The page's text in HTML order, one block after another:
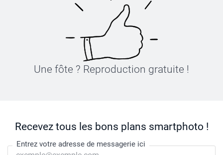
Une fôte ? Reproduction gratuite !
Recevez tous les bons plans smartphoto !
Entrez votre adresse de messagerie ici